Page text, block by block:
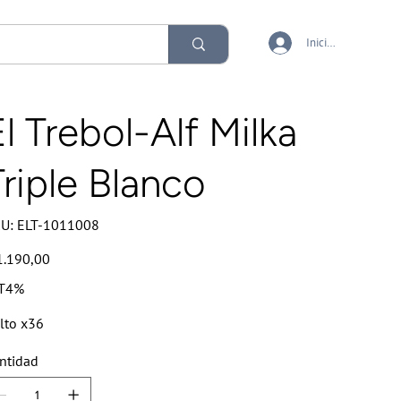
Iniciar sesión
Trebol-Alf Milka
Blanco
SKU
ELT-
ELT-1011008
x36